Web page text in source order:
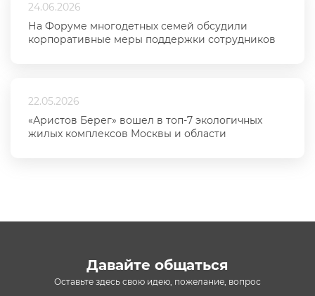
24.06.2026
На Форуме многодетных семей обсудили
корпоративные меры поддержки сотрудников
22.05.2026
«Аристов Берег» вошел в топ-7 экологичных
жилых комплексов Москвы и области
Давайте общаться
Оставьте здесь свою идею, пожелание, вопрос